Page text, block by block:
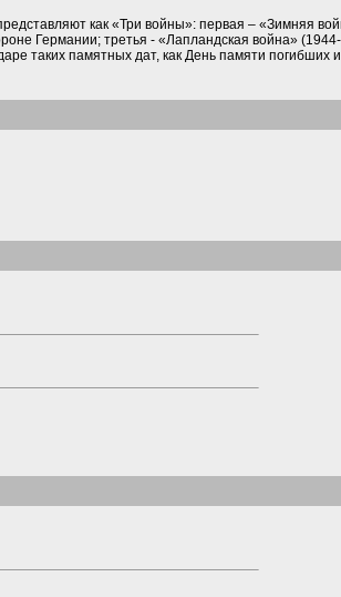
как «Три войны»: первая – «Зимняя
Германии; третья - «Лапландская война»
таких памятных дат, как День памяти погибших